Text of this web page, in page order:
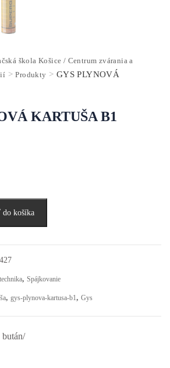
škola Košice / Centrum zvárania a
>Produkty > GYS PLYNOVÁ
KARTUŠA B1
do košíka
, Spájkovanie
, gys-plynova-kartusa-b1, Gys